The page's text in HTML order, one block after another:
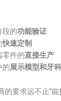
段的功能验证
快速定制
零件的直接生产
的展示模型和牙
的要求远不止“